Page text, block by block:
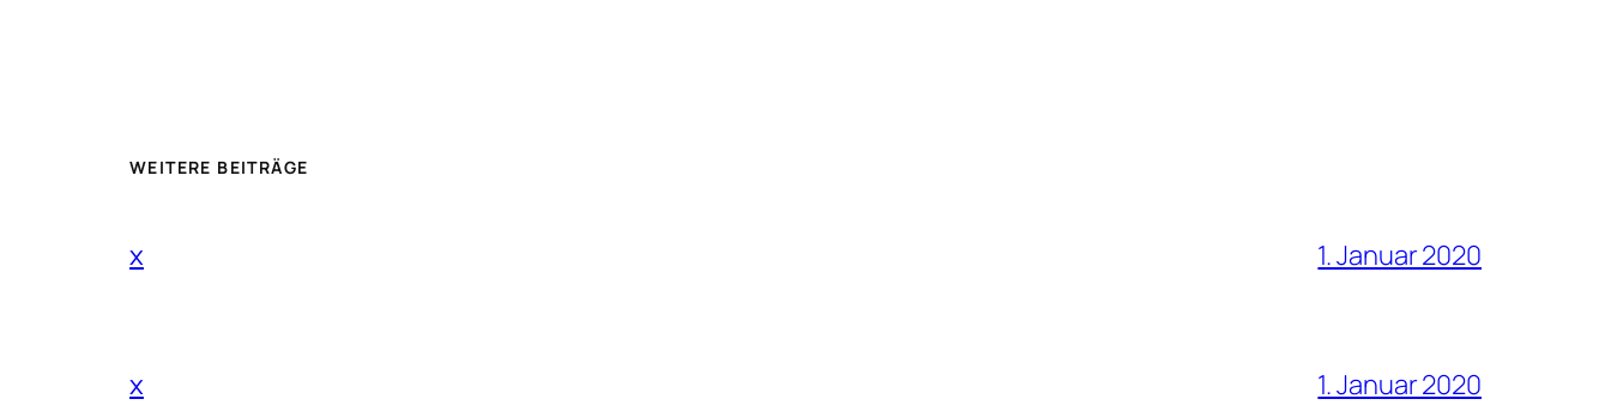
WEITERE BEITRÄGE
x 1. Januar 2020
x 1. Januar 2020